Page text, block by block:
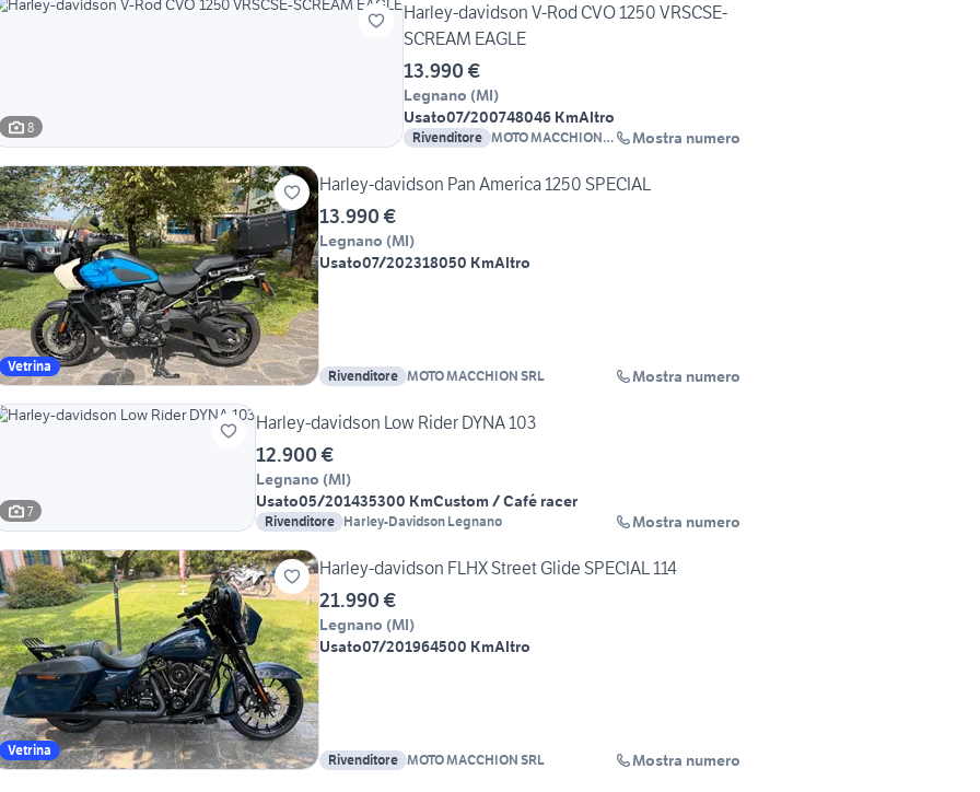
8
Harley-davidson V-Rod CVO 1250 VRSCSE-
SCREAM EAGLE
13.990 €
Legnano (MI)
Usato07/200748046 KmAltro
Rivenditore MOTO MACCHION
Mostra numero
Vetrina
Harley-davidson Pan America 1250 SPECIAL
13.990 €
Legnano (MI)
Usato07/202318050 KmAltro
Rivenditore MOTO MACCHION SRL Mostra numero
7
Harley-davidson Low Rider DYNA 103
12.900 €
Legnano (MI)
Usato05/201435300 KmCustom / Café racer
Rivenditore Harley-Davidson Legnano Mostra numero
Vetrina
Harley-davidson FLHX Street Glide SPECIAL 114
21.990 €
Legnano (MI)
Usato07/201964500 KmAltro
Rivenditore MOTO MACCHION SRL Mostra numero